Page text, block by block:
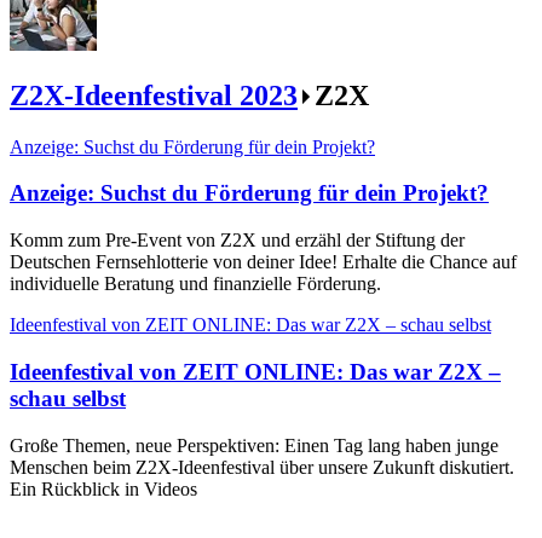
Z2X-Ideenfestival 2023 Z2X
Anzeige: Suchst du Förderung für dein Projekt?
Anzeige: Suchst du Förderung für dein Projekt?
Komm zum Pre-Event von Z2X und erzähl der Stiftung der
Deutschen Fernsehlotterie von deiner Idee! Erhalte die Chance auf
individuelle Beratung und finanzielle Förderung.
Ideenfestival von ZEIT ONLINE: Das war Z2X – schau selbst
Ideenfestival von ZEIT ONLINE: Das war Z2X –
schau selbst
Große Themen, neue Perspektiven: Einen Tag lang haben junge
Menschen beim Z2X-Ideenfestival über unsere Zukunft diskutiert.
Ein Rückblick in Videos